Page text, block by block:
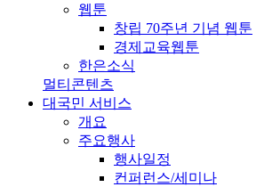
웹툰
창립 70주년 기념 웹툰
경제교육웹툰
한은소식
멀티콘텐츠
대국민 서비스
개요
주요행사
행사일정
컨퍼런스/세미나